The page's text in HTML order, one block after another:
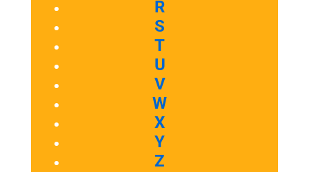
R
S
T
U
V
W
X
Y
Z